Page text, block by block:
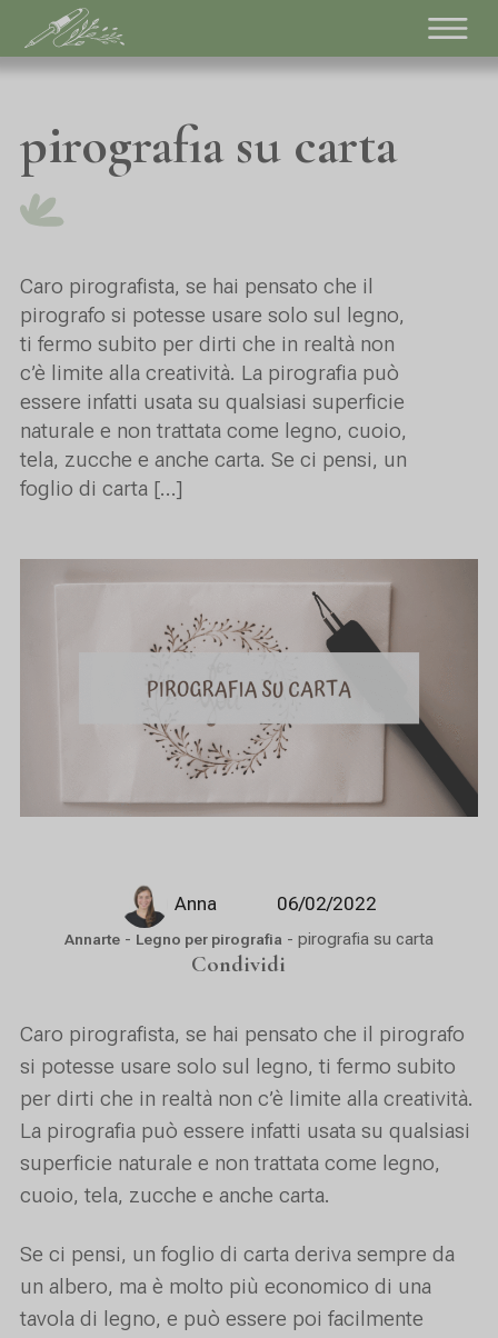
pirografia su carta
Caro pirografista, se hai pensato che il
pirografo si potesse usare solo sul legno,
ti fermo subito per dirti che in realtà non
c’è limite alla creatività. La pirografia può
essere infatti usata su qualsiasi superficie
naturale e non trattata come legno, cuoio,
tela, zucche e anche carta. Se ci pensi, un
foglio di carta […]
Anna 06/02/2022
Annarte - Legno per pirografia - pirografia su carta
Condividi
Caro pirografista, se hai pensato che il pirografo
si potesse usare solo sul legno, ti fermo subito
per dirti che in realtà non c’è limite alla creatività.
La pirografia può essere infatti usata su qualsiasi
superficie naturale e non trattata come legno,
cuoio, tela, zucche e anche carta.
Se ci pensi, un foglio di carta deriva sempre da
un albero, ma è molto più economico di una
tavola di legno, e può essere poi facilmente